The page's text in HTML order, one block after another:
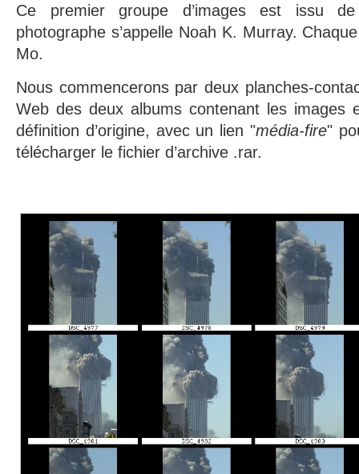
Ce premier groupe d’images est issu
photographe s’appelle Noah K. Murray.
Mo.
Nous commencerons par deux planches-
Web des deux albums contenant les images
définition d’origine, avec un lien "média-fire"
télécharger le fichier d’archive .rar.